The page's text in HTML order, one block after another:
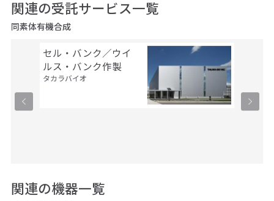
関連の受託サービス一覧
同素体有機合成
セル・バンク／ウイ
ルス・バンク作製
タカラバイオ
サーモ
ティフ
関連の機器一覧